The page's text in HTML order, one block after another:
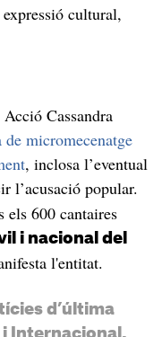
cultural,
Cassandra
micromecenatge
, inclosa l’eventual
l’acusació popular.
els 600 cantaires
i nacional del
l'entitat.
d’última
i Internacional.